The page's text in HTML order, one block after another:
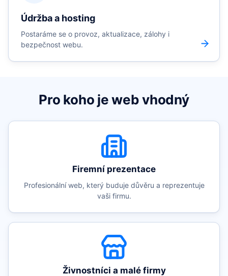
Údržba a hosting
Postaráme se o provoz, aktualizace, zálohy i
bezpečnost webu.
Pro koho je web vhodný
Firemní prezentace
Profesionální web, který buduje důvěru a reprezentuje
vaši firmu.
Živnostníci a malé firmy